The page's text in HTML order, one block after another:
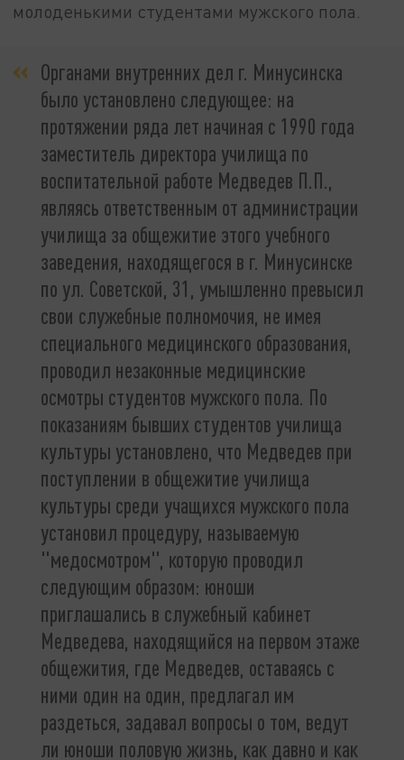
молоденькими студентами мужского пола.
Органами внутренних дел г. Минусинска
было установлено следующее: на
протяжении ряда лет начиная с 1990 года
заместитель директора училища по
воспитательной работе Медведев П.П.,
являясь ответственным от администрации
училища за общежитие этого учебного
заведения, находящегося в г. Минусинске
по ул. Советской, 31, умышленно превысил
свои служебные полномочия, не имея
специального медицинского образования,
проводил незаконные медицинские
осмотры студентов мужского пола. По
показаниям бывших студентов училища
культуры установлено, что Медведев при
поступлении в общежитие училища
культуры среди учащихся мужского пола
установил процедуру, называемую
"медосмотром", которую проводил
следующим образом: юноши
приглашались в служебный кабинет
Медведева, находящийся на первом этаже
общежития, где Медведев, оставаясь с
ними один на один, предлагал им
раздеться, задавал вопросы о том, ведут
ли юноши половую жизнь, как давно и как